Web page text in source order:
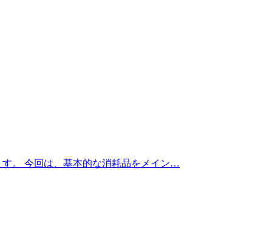
。 今回は、基本的な消耗品をメイン…